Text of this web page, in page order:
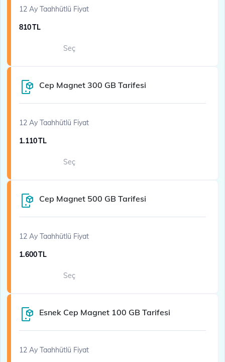
12 Ay Taahhütlü Fiyat
810TL
Seç
Cep Magnet 300 GB Tarifesi
12 Ay Taahhütlü Fiyat
1.110TL
Seç
Cep Magnet 500 GB Tarifesi
12 Ay Taahhütlü Fiyat
1.600TL
Seç
Esnek Cep Magnet 100 GB Tarifesi
12 Ay Taahhütlü Fiyat